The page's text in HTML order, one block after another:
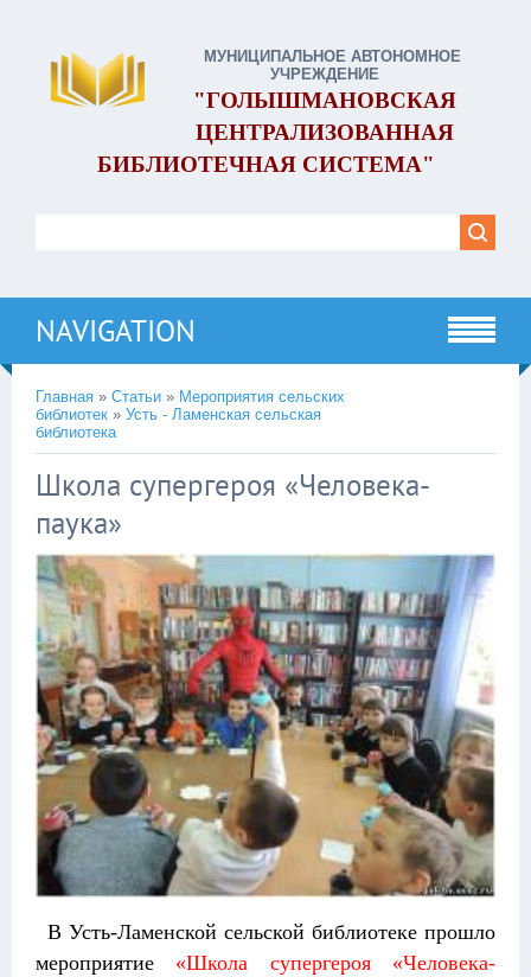
МУНИЦИПАЛЬНОЕ АВТОНОМНОЕ
УЧРЕЖДЕНИЕ
"ГОЛЫШМАНОВСКАЯ
ЦЕНТРАЛИЗОВАННАЯ
БИБЛИОТЕЧНАЯ СИСТЕМА"
NAVIGATION
Главная » Статьи » Мероприятия сельских
библиотек » Усть - Ламенская сельская
библиотека
Школа супергероя «Человека-
паука»
В Усть-Ламенской сельской библиотеке прошло
мероприятие «Школа супергероя «Человека-